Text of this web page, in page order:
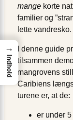
mange korte
familier og
lette vandresko.
I denne guide
tilsammen
mangrovens
Caribiens
turene er, at de:
er under
→
Indhold